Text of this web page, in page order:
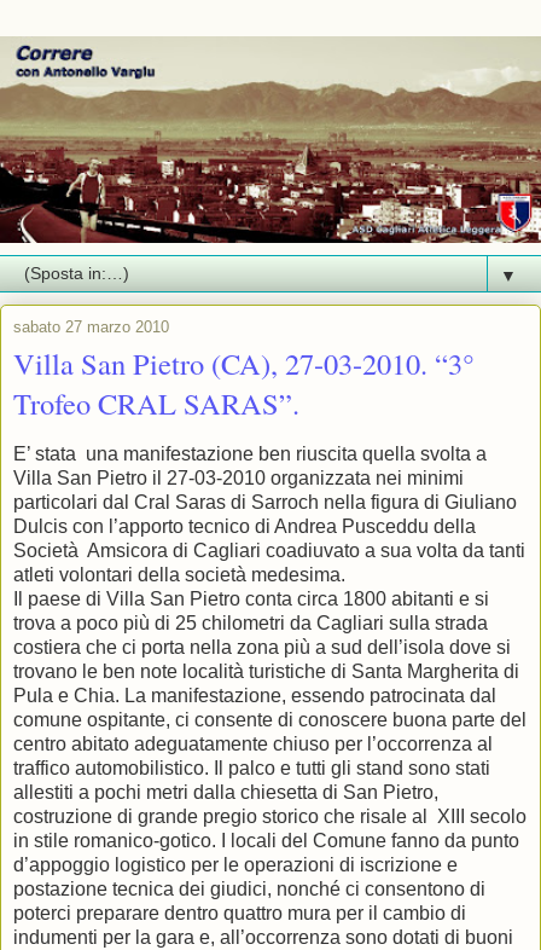
▼
sabato 27 marzo 2010
Villa San Pietro (CA), 27-03-2010. “3°
Trofeo CRAL SARAS”.
E’ stata una manifestazione ben riuscita quella svolta a
Villa San Pietro il 27-03-2010 organizzata nei minimi
particolari dal Cral Saras di Sarroch nella figura di Giuliano
Dulcis con l’apporto tecnico di Andrea Pusceddu della
Società Amsicora di Cagliari coadiuvato a sua volta da tanti
atleti volontari della società medesima.
Il paese di Villa San Pietro conta circa 1800 abitanti e si
trova a poco più di 25 chilometri da Cagliari sulla strada
costiera che ci porta nella zona più a sud dell’isola dove si
trovano le ben note località turistiche di Santa Margherita di
Pula e Chia. La manifestazione, essendo patrocinata dal
comune ospitante, ci consente di conoscere buona parte del
centro abitato adeguatamente chiuso per l’occorrenza al
traffico automobilistico. Il palco e tutti gli stand sono stati
allestiti a pochi metri dalla chiesetta di San Pietro,
costruzione di grande pregio storico che risale al XIII secolo
in stile romanico-gotico. I locali del Comune fanno da punto
d’appoggio logistico per le operazioni di iscrizione e
postazione tecnica dei giudici, nonché ci consentono di
poterci preparare dentro quattro mura per il cambio di
indumenti per la gara e, all’occorrenza sono dotati di buoni